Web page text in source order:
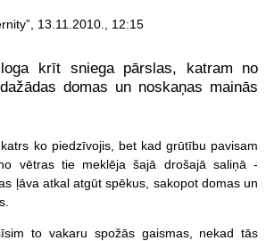
13.11.2010., 12:15
krīt sniega pārslas, katram no
domas un noskaņas mainās
ko piedzīvojis, bet kad grūtību pavisam
vētras tie meklēja šajā drošajā saliņā -
ļāva atkal atgūt spēkus, sakopot domas un
to vakaru spožās gaismas, nekad tās